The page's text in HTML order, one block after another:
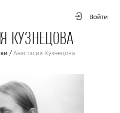
Войти
КУЗНЕЦОВА
/ Анастасия Кузнецова